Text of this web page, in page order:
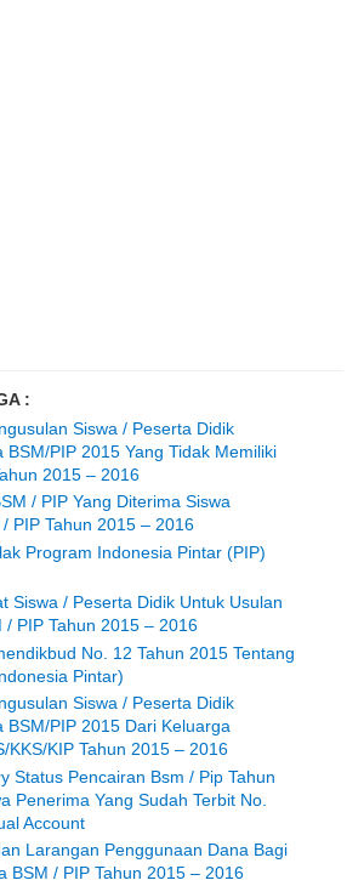
:
Siswa / Peserta Didik
BSM/PIP 2015 Yang Tidak Memiliki
2015 – 2016
/ PIP Yang Diterima Siswa
PIP Tahun 2015 – 2016
Program Indonesia Pintar (PIP)
Siswa / Peserta Didik Untuk Usulan
/ PIP Tahun 2015 – 2016
No. 12 Tahun 2015 Tentang
Pintar)
Siswa / Peserta Didik
BSM/PIP 2015 Dari Keluarga
KKS/KIP Tahun 2015 – 2016
Status Pencairan Bsm / Pip Tahun
Penerima Yang Sudah Terbit No.
Account
Larangan Penggunaan Dana Bagi
BSM / PIP Tahun 2015 – 2016